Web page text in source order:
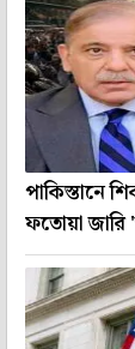
পাকিস্তানে
ফতোয়া জারি